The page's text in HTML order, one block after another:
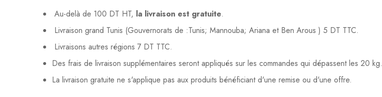
Au-delà de 100 DT HT, la livraison est gratuite.
Livraison grand Tunis (Gouvernorats de :Tunis; Mannouba; Ariana et Ben Arous ) 5 DT TTC.
Livraisons autres régions 7 DT TTC.
Des frais de livraison supplémentaires seront appliqués sur les commandes qui dépassent les 20 kg.
La livraison gratuite ne s'applique pas aux produits bénéficiant d'une remise ou d'une offre.